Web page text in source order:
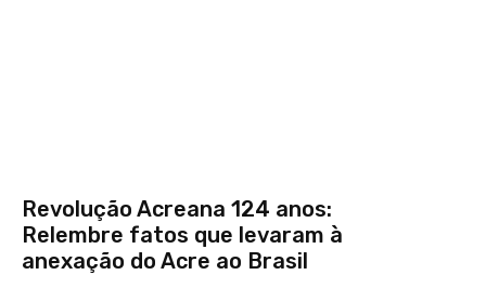
Revolução Acreana 124 anos:
Relembre fatos que levaram à
anexação do Acre ao Brasil